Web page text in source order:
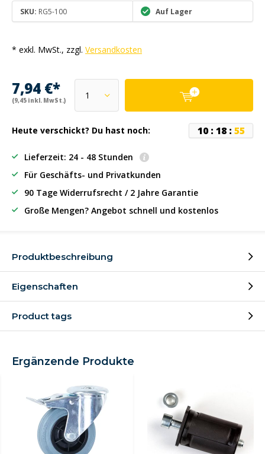
SKU: RG5-100 Auf Lager
* exkl. MwSt., zzgl. Versandkosten
7,94 €*
(9,45 inkl. MwSt.)
Heute verschickt? Du hast noch: 10: 18: 55
Lieferzeit: 24 - 48 Stunden
Für Geschäfts- und Privatkunden
90 Tage Widerrufsrecht / 2 Jahre Garantie
Große Mengen? Angebot schnell und kostenlos
Produktbeschreibung
Eigenschaften
Product tags
Ergänzende Produkte